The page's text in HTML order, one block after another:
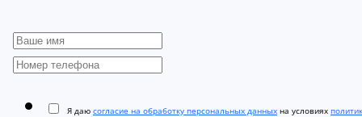
Я даю согласие на обработку персональных данных на условиях